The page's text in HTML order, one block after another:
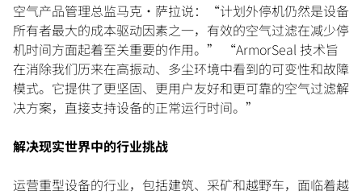
空气产品管理总监马克·萨拉说：“计划外停机仍然是设备
所有者最大的成本驱动因素之一，有效的空气过滤在减少停
机时间方面起着至关重要的作用。” “ArmorSeal 技术旨
在消除我们历来在高振动、多尘环境中看到的可变性和故障
模式。它提供了更坚固、更用户友好和更可靠的空气过滤解
决方案，直接支持设备的正常运行时间。”
解决现实世界中的行业挑战
运营重型设备的行业，包括建筑、采矿和越野车，面临着越